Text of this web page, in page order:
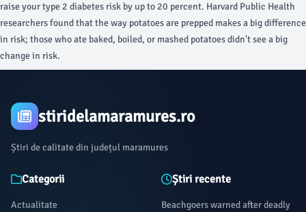
raise your type 2 diabetes risk by up to 20 percent. Harvard Public Health
researchers found that the way potatoes are prepped makes a big difference
in risk; those who ate baked, boiled, or mashed potatoes didn't see a big
change in risk.
stiridelamaramures.ro
Știri de calitate din județul maramures
Categorii
Actualitate
Știri recente
Beachgoers warned after deadly